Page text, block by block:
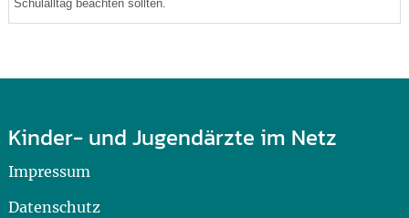
Schulalltag beachten sollten.
Kinder- und Jugendärzte im Netz
Impressum
Datenschutz